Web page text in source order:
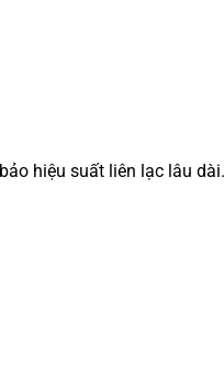
hiệu suất liên lạc lâu dài.